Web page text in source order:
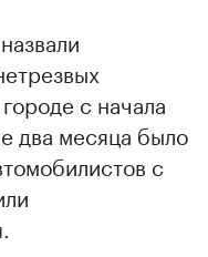
с начала
два месяца было
с